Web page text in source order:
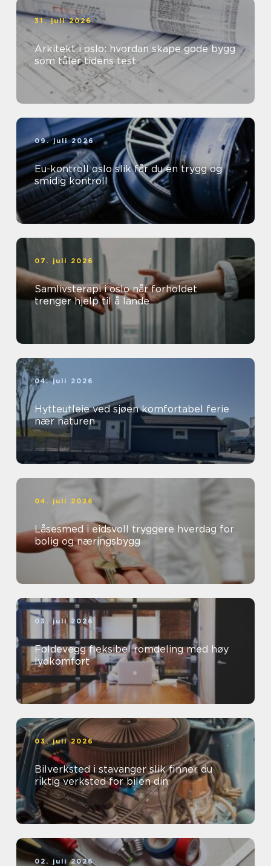
31. juli 2026
Arkitekt i oslo: hvordan skape gode bygg
som tåler tidens test
09. juli 2026
Eu-kontroll oslo slik får du en trygg og
smidig kontroll
07. juli 2026
Samlivsterapi i oslo når forholdet
trenger hjelp til å lande
04. juli 2026
Hytteutleie ved sjøen komfortabel ferie
nær naturen
04. juli 2026
Låsesmed i eidsvoll tryggere hverdag for
bolig og næringsbygg
03. juli 2026
Foldevegg fleksibel romdeling med høy
lydkomfort
03. juli 2026
Bilverksted i stavanger slik finner du
riktig verksted for bilen din
02. juli 2026